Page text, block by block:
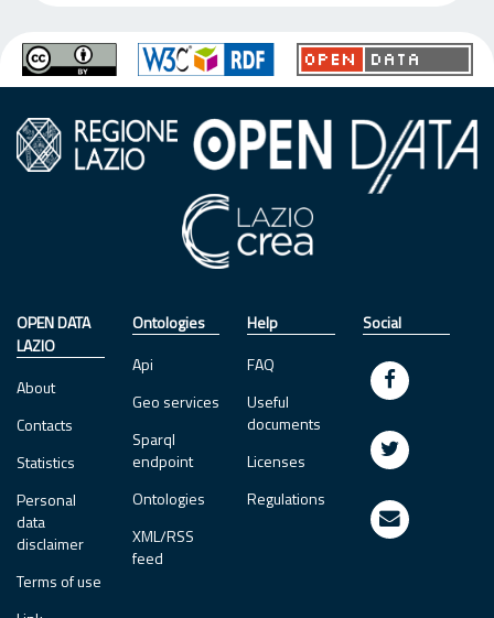
OPEN DATA
LAZIO
About
Contacts
Statistics
Personal
data
disclaimer
Terms of use
Ontologies
Api
Geo services
Sparql
endpoint
Ontologies
XML/RSS
feed
Help
FAQ
Useful
documents
Licenses
Regulations
Social